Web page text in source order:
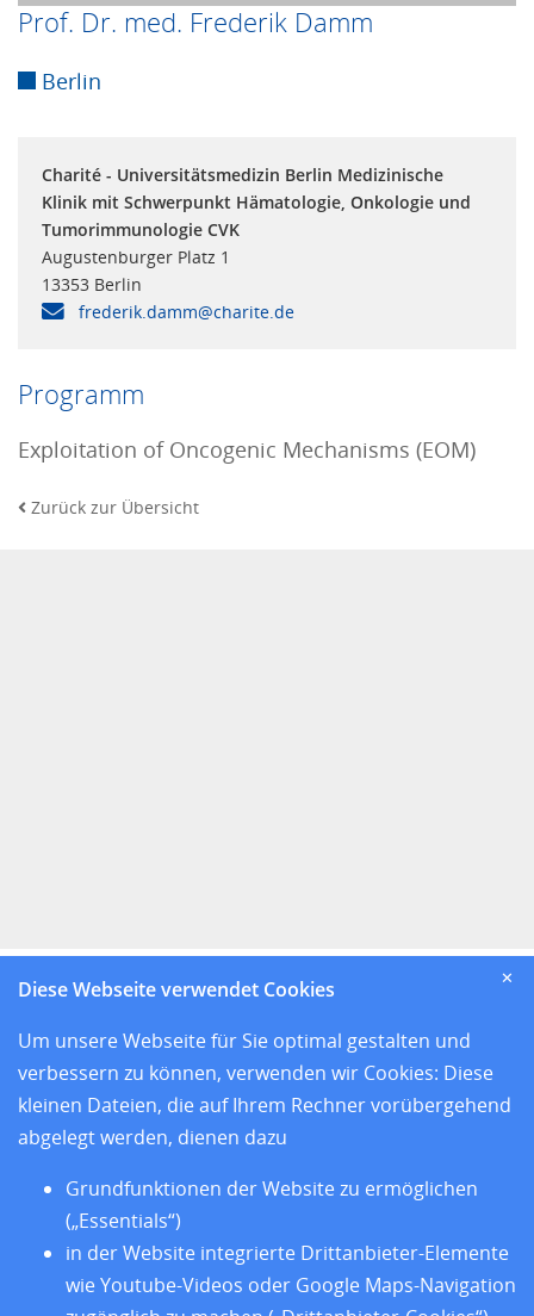
Prof. Dr. med. Frederik Damm
Berlin
Charité - Universitätsmedizin Berlin Medizinische
Klinik mit Schwerpunkt Hämatologie, Onkologie und
Tumorimmunologie CVK
Augustenburger Platz 1
13353 Berlin
frederik.damm@charite.de
Programm
Exploitation of Oncogenic Mechanisms (EOM)
Zurück zur Übersicht
und den sieben Sitzländern
✕
Diese Webseite verwendet Cookies
Um unsere Webseite für Sie optimal gestalten und
verbessern zu können, verwenden wir Cookies: Diese
kleinen Dateien, die auf Ihrem Rechner vorübergehend
abgelegt werden, dienen dazu
Grundfunktionen der Website zu ermöglichen
(„Essentials“)
in der Website integrierte Drittanbieter-Elemente
wie Youtube-Videos oder Google Maps-Navigation